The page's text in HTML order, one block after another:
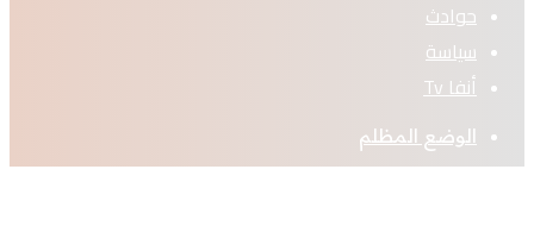
حوادث
سياسة
أنفا Tv
الوضع المظلم